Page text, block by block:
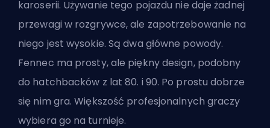
karoserii. Używanie tego pojazdu nie daje żadnej
przewagi w rozgrywce, ale zapotrzebowanie na
niego jest wysokie. Są dwa główne powody.
Fennec ma prosty, ale piękny design, podobny
do hatchbacków z lat 80. i 90. Po prostu dobrze
się nim gra. Większość profesjonalnych graczy
wybiera go na turnieje.